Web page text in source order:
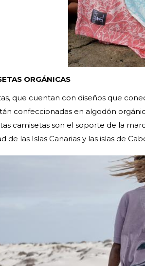
ORGÁNICAS
que cuentan con diseños que
confeccionadas en algodón
camisetas son el soporte de la
de las Islas Canarias y las islas de